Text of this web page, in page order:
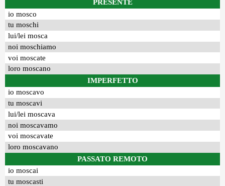
PRESENTE
io mosco
tu moschi
lui/lei mosca
noi moschiamo
voi moscate
loro moscano
IMPERFETTO
io moscavo
tu moscavi
lui/lei moscava
noi moscavamo
voi moscavate
loro moscavano
PASSATO REMOTO
io moscai
tu moscasti